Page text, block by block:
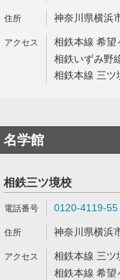
神奈川県横浜
相鉄本線 希望
相鉄いずみ野
相鉄本線 三ツ
名学館
相鉄三ツ境校
0120-4119-55
神奈川県横浜
相鉄本線 三ツ
相鉄本線 希望